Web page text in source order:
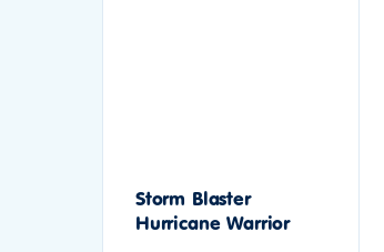
Storm Blaster
Hurricane Warrior